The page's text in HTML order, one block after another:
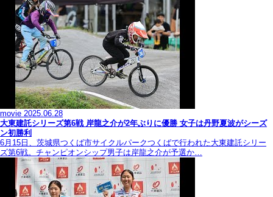
movie 2025.06.28
大東建託シリーズ第6戦 岸龍之介が2年ぶりに優勝 女子は丹野夏波がシーズ
ン初勝利
6月15日、茨城県つくば市サイクルパークつくばで行われた大東建託シリー
ズ第6戦。チャンピオンシップ男子は岸龍之介が予選か…